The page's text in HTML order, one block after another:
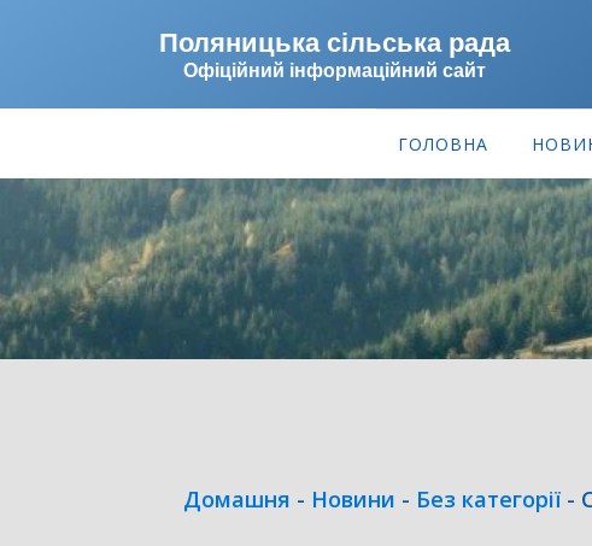
Поляницька сільська рада
Офіційний інформаційний сайт
ГОЛОВНА
Домашня - Новини - Без категорії -